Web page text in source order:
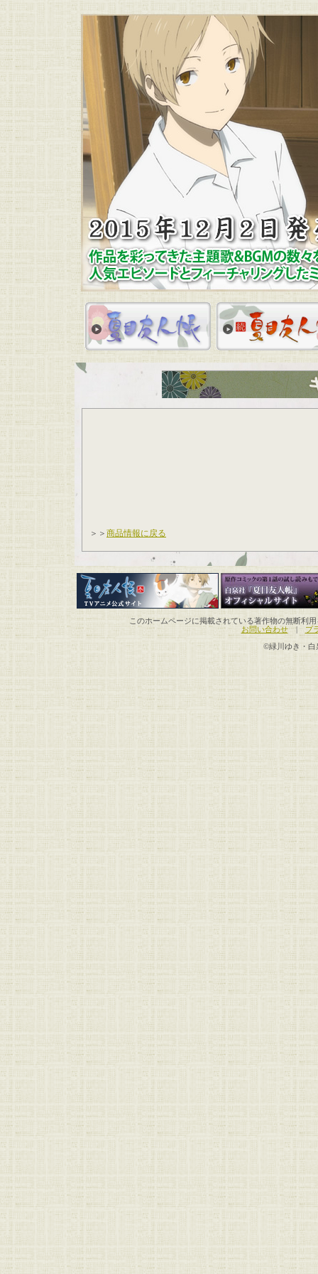
＞＞ 商品情報に戻る
このホームページに掲載されている著作物の無断利
お問い合わせ| プ
©緑川ゆき・白